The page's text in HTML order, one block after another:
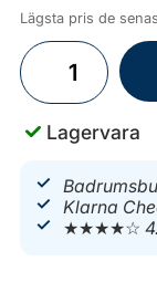
Lägsta pris de
Lagervara
Klarna
★★★★☆